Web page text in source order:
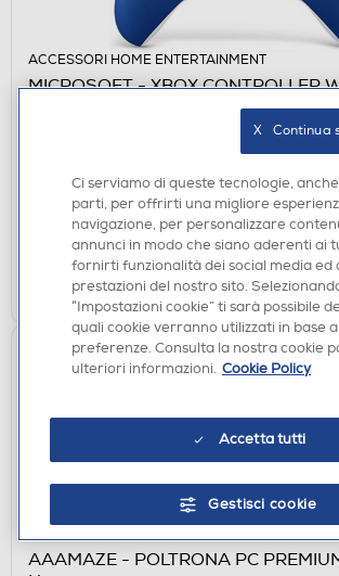
ACCESSORI HOME ENTERTAINMENT
MICROSOFT - XBOX CONTROLLER
Acquisto online:disponibile
Ritiro in negozio in 30' gratuito:verifica
AGGIUNGI
AAAMAZE - POLTRONA PC
Ci serviamo di queste tecnologie,
parti, per offrirti una migliore
navigazione, per personalizzare
annunci in modo che siano aderenti ai
fornirti funzionalità dei social media ed
prestazioni del nostro sito.
“Impostazioni cookie” ti sarà possibile
quali cookie verranno utilizzati in base
preferenze. Consulta la nostra cookie
ulteriori informazioni. Cookie Policy
Accetta tutti
Gestisci cookie
X   Continua